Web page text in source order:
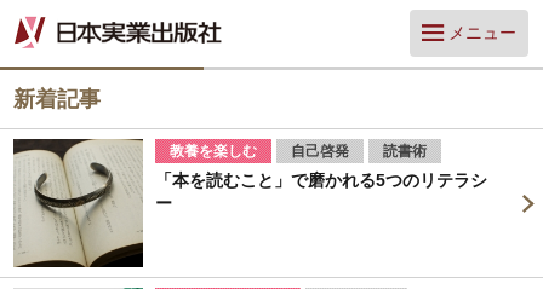
メニュー
新着記事
教養を楽しむ 自己啓発 読書術
「本を読むこと」で磨かれる5つのリテラシ
ー